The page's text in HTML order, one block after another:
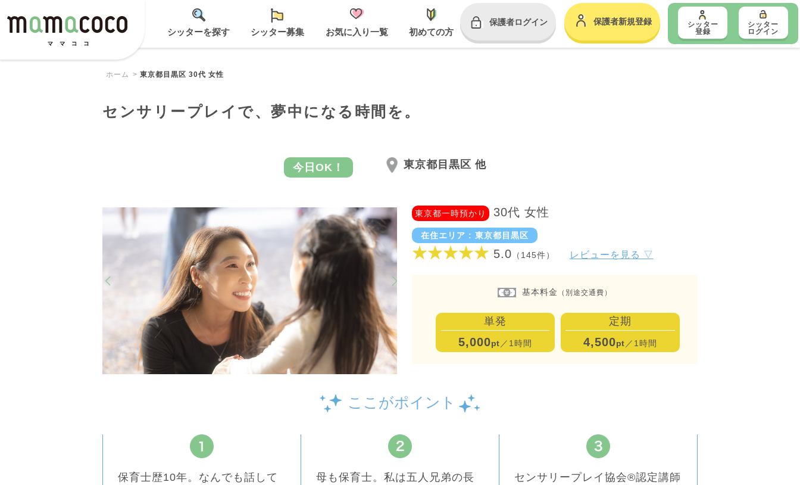
シッターを探す シッター募集 お気に入り一覧 初めての方
保護者ログイン 保護者新規登録
シッター
登録
シッター
ログイン
ホーム 東京都目黒区 30代 女性
センサリープレイで、夢中になる時間を。
今日OK！ 東京都目黒区 他
東京都一時預かり 30代 女性
在住エリア : 東京都目黒区
★★★★★ 5.0 （145件） レビューを見る ▽
基本料金 （別途交通費）
単発
5,000pt ／1時間
定期
4,500pt ／1時間
ここがポイント
保育士歴10年。なんでも話して
母も保育士。私は五人兄弟の長
センサリープレイ協会®︎認定講師